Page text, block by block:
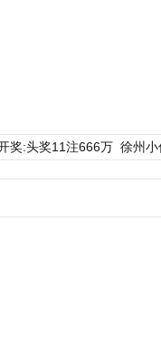
奖:头奖11注666万 徐州